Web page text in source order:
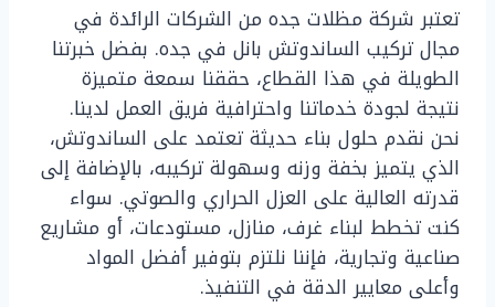
تعتبر شركة مظلات جده من الشركات الرائدة في
مجال تركيب الساندوتش بانل في جده. بفضل خبرتنا
الطويلة في هذا القطاع، حققنا سمعة متميزة
نتيجة لجودة خدماتنا واحترافية فريق العمل لدينا.
نحن نقدم حلول بناء حديثة تعتمد على الساندوتش،
الذي يتميز بخفة وزنه وسهولة تركيبه، بالإضافة إلى
قدرته العالية على العزل الحراري والصوتي. سواء
كنت تخطط لبناء غرف، منازل، مستودعات، أو مشاريع
صناعية وتجارية، فإننا نلتزم بتوفير أفضل المواد
وأعلى معايير الدقة في التنفيذ.